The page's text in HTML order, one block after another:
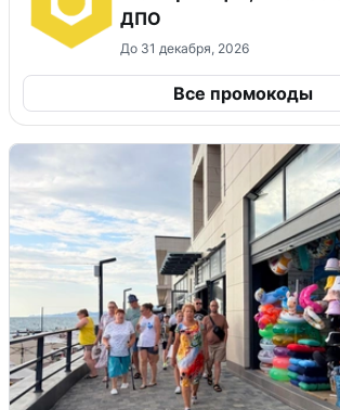
ДПО
До 31 декабря, 2026
Все промокоды